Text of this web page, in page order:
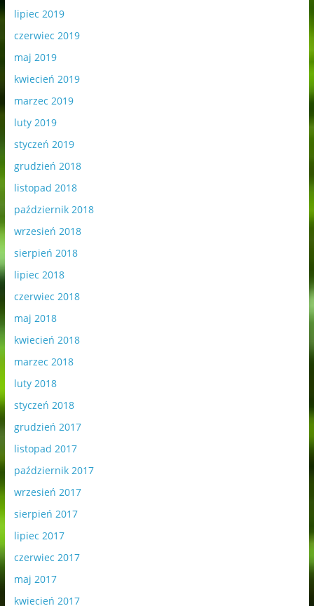
lipiec 2019
czerwiec 2019
maj 2019
kwiecień 2019
marzec 2019
luty 2019
styczeń 2019
grudzień 2018
listopad 2018
październik 2018
wrzesień 2018
sierpień 2018
lipiec 2018
czerwiec 2018
maj 2018
kwiecień 2018
marzec 2018
luty 2018
styczeń 2018
grudzień 2017
listopad 2017
październik 2017
wrzesień 2017
sierpień 2017
lipiec 2017
czerwiec 2017
maj 2017
kwiecień 2017